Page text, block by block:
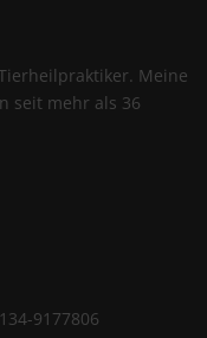
Meine
seit mehr als 36
9177806